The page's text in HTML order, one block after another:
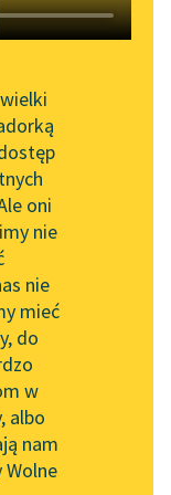
utworu
Lektur
dla piszących i
Lektur
oni
nie
nie
mieć
do
w
albo
nam
Wolne
Mostowicz
dla
niczym
tylko
się...